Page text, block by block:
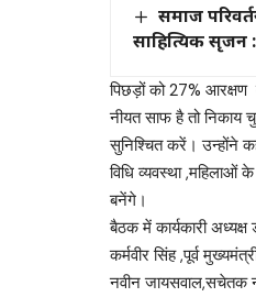
समाज
साहित्यिक सृजन
पिछड़ों को 27%
नीयत साफ है तो निकाय
सुनिश्चित करें। उन्होंने
विधि व्यवस्था ,महिलाओं
बनेंगे।
बैठक में कार्यकारी अध्यक्ष
कर्मवीर सिंह ,पूर्व
नवीन जायसवाल,सचेतक